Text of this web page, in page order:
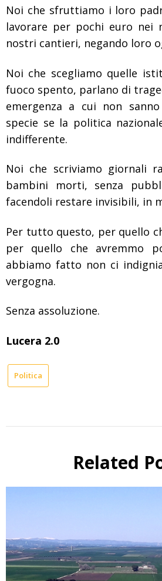
Noi che sfruttiamo i loro
lavorare per pochi euro nei
nostri cantieri, negando loro
Noi che scegliamo quelle
fuoco spento, parlano di
emergenza a cui non
specie se la politica
indifferente.
Noi che scriviamo giornali
bambini morti, senza
facendoli restare invisibili, in
Per tutto questo, per quello
per quello che avremmo
abbiamo fatto non ci
vergogna.
Senza assoluzione.
Lucera 2.0
Politica
Related